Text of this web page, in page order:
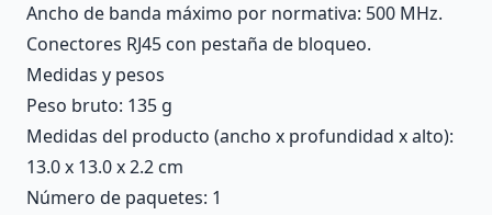
Ancho de banda máximo por normativa: 500 MHz.
Conectores RJ45 con pestaña de bloqueo.
Medidas y pesos
Peso bruto: 135 g
Medidas del producto (ancho x profundidad x alto):
13.0 x 13.0 x 2.2 cm
Número de paquetes: 1